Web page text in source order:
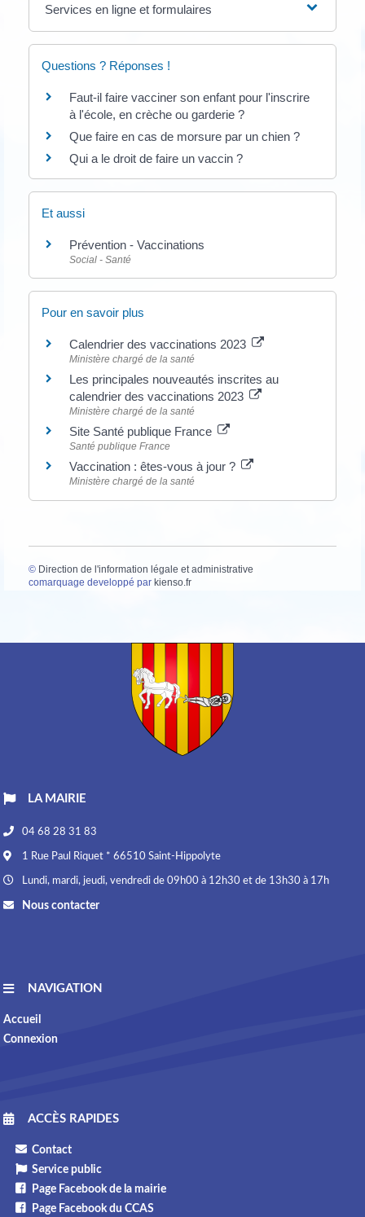
Services en ligne et formulaires
Questions ? Réponses !
Faut-il faire vacciner son enfant pour l'inscrire
à l'école, en crèche ou garderie ?
Que faire en cas de morsure par un chien ?
Qui a le droit de faire un vaccin ?
Et aussi
Prévention - Vaccinations
Social - Santé
Pour en savoir plus
Calendrier des vaccinations 2023
Ministère chargé de la santé
Les principales nouveautés inscrites au
calendrier des vaccinations 2023
Ministère chargé de la santé
Site Santé publique France
Santé publique France
Vaccination : êtes-vous à jour ?
Ministère chargé de la santé
© Direction de l'information légale et administrative
comarquage developpé par kienso.fr
LA MAIRIE
04 68 28 31 83
1 Rue Paul Riquet * 66510 Saint-Hippolyte
Lundi, mardi, jeudi, vendredi de 09h00 à 12h30 et de 13h30 à 17h
Nous contacter
NAVIGATION
Accueil
Connexion
ACCÈS RAPIDES
Contact
Service public
Page Facebook de la mairie
Page Facebook du CCAS